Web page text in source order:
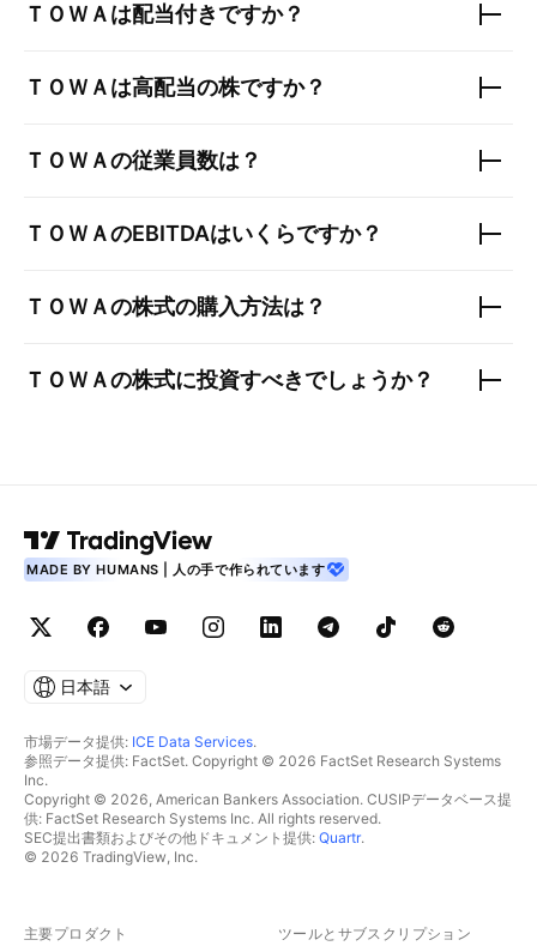
ＴＯＷＡは配当付きですか？
ＴＯＷＡは高配当の株ですか？
ＴＯＷＡの従業員数は？
ＴＯＷＡのEBITDAはいくらですか？
ＴＯＷＡの株式の購入方法は？
ＴＯＷＡの株式に投資すべきでしょうか？
MADE BY HUMANS | 人の手で作られています
日本語
市場データ提供: ICE Data Services.
参照データ提供: FactSet. Copyright © 2026 FactSet Research Systems
Inc.
Copyright © 2026, American Bankers Association. CUSIPデータベース提
供: FactSet Research Systems Inc. All rights reserved.
SEC提出書類およびその他ドキュメント提供: Quartr.
© 2026 TradingView, Inc.
主要プロダクト ツールとサブスクリプション